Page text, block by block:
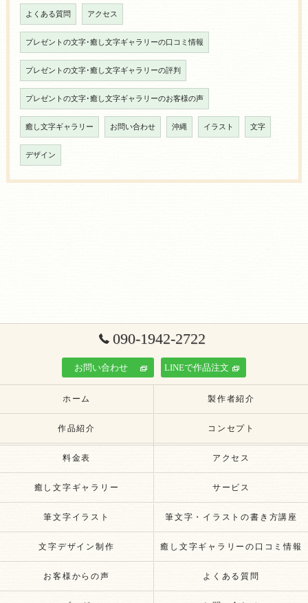
よくある質問 アクセス
プレゼントの文字･癒し文字ギャラリーの口コミ情報
プレゼントの文字･癒し文字ギャラリーの評判
プレゼントの文字･癒し文字ギャラリーのお客様の声
癒し文字ギャラリー お問い合わせ 沖縄 イラスト 文字
デザイン
090-1942-2722
お問い合わせ LINEで作品注文
ホーム 製作者紹介
作品紹介 コンセプト
料金表 アクセス
癒し文字ギャラリー サービス
筆文字イラスト 筆文字・イラストの書き方講座
文字デザイン制作 癒し文字ギャラリーの口コミ情報
お客様からの声 よくある質問